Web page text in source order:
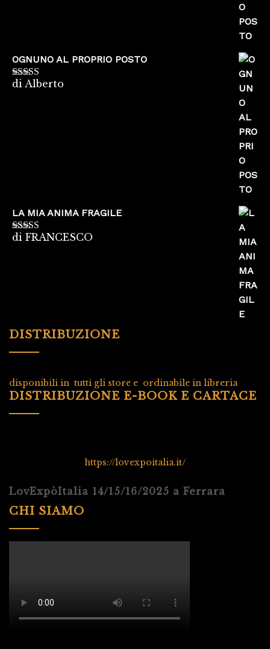
OGNUNO AL PROPRIO POSTO
Valutato5su
di Alberto
LA MIA ANIMA FRAGILE
Valutato5su
di FRANCESCO
DISTRIBUZIONE
disponibili in tutti gli store e ordinabile in libreria
DISTRIBUZIONE E-BOOK E CARTACE
https://lovexpoitalia.it/
LovExpòItalia 14/15/16/2025 a Ferrara
CHI SIAMO